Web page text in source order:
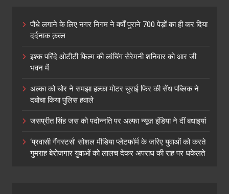
पौधे लगाने के लिए नगर निगम ने वर्षों पुराने 700 पेड़ों का ही कर दिया
दर्दनाक क़त्ल
इश्क परिंदे ओटीटी फिल्म की लांचिंग सेरेमनी शनिवार को आर जी
भवन में
अल्का को चोर ने समझा हल्का मोटर चुराई फिर की सेंध पब्लिक ने
दबोचा किया पुलिस हवाले
जसप्रीत सिंह जस को पदोन्नति पर अल्फा न्यूज़ इंडिया ने दीं बधाइयां
‘प्रवासी गैंगस्टर्स’ सोशल मीडिया प्लेटफॉर्म के जरिए युवाओं को करते
गुमराह बेरोजगार युवाओं को लालच देकर अपराध की राह पर धकेलते